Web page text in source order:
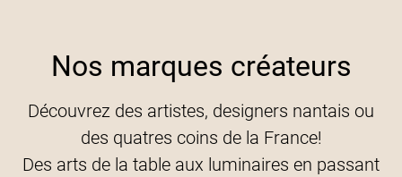
Nos marques créateurs
Découvrez des artistes, designers nantais ou
des quatres coins de la France!
Des arts de la table aux luminaires en passant